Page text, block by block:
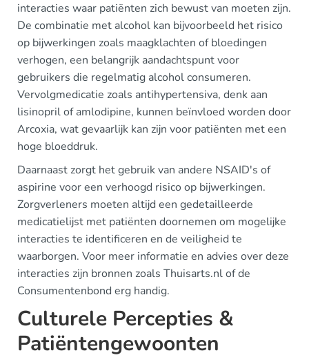
interacties waar patiënten zich bewust van moeten zijn.
De combinatie met alcohol kan bijvoorbeeld het risico
op bijwerkingen zoals maagklachten of bloedingen
verhogen, een belangrijk aandachtspunt voor
gebruikers die regelmatig alcohol consumeren.
Vervolgmedicatie zoals antihypertensiva, denk aan
lisinopril of amlodipine, kunnen beïnvloed worden door
Arcoxia, wat gevaarlijk kan zijn voor patiënten met een
hoge bloeddruk.
Daarnaast zorgt het gebruik van andere NSAID's of
aspirine voor een verhoogd risico op bijwerkingen.
Zorgverleners moeten altijd een gedetailleerde
medicatielijst met patiënten doornemen om mogelijke
interacties te identificeren en de veiligheid te
waarborgen. Voor meer informatie en advies over deze
interacties zijn bronnen zoals Thuisarts.nl of de
Consumentenbond erg handig.
Culturele Percepties &
Patiëntengewoonten